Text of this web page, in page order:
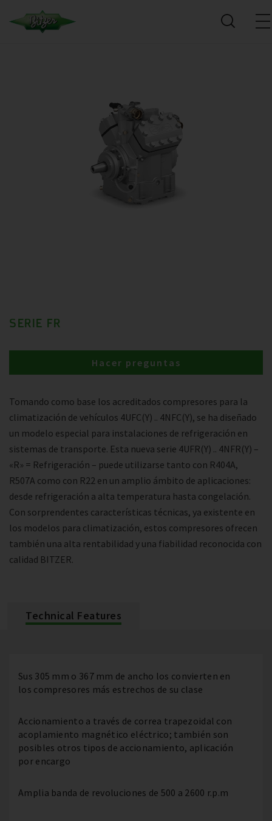
SERIE FR
Tomando como base los acreditados compresores para la
climatización de vehículos 4UFC(Y) .. 4NFC(Y), se ha diseñado
un modelo especial para instalaciones de refrigeración en
sistemas de transporte. Esta nueva serie 4UFR(Y) .. 4NFR(Y) –
«R» = Refrigeración – puede utilizarse tanto con R404A,
R507A como con R22 en un amplio ámbito de aplicaciones:
desde refrigeración a alta temperatura hasta congelación.
Con sorprendentes características técnicas, ya existente en
los modelos para climatización, estos compresores ofrecen
también una alta rentabilidad y una fiabilidad reconocida con
calidad BITZER.
Hacer preguntas
Technical Features
Sus 305 mm o 367 mm de ancho los convierten en
los compresores más estrechos de su clase
Accionamiento a través de correa trapezoidal con
acoplamiento magnético eléctrico; también son
posibles otros tipos de accionamiento, aplicación
por encargo
Amplia banda de revoluciones de 500 a 2600 r.p.m